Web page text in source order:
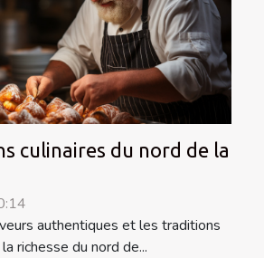
culinaires du nord de la
authentiques et les traditions
richesse du nord de...